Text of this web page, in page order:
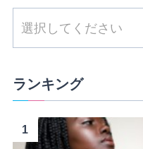
ランキング
1